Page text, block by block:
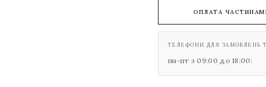
ОПЛАТА
ТЕЛЕФОНИ ДЛЯ ЗАМОВЛЕНЬ
пн-пт з 09:00 до 18:00: